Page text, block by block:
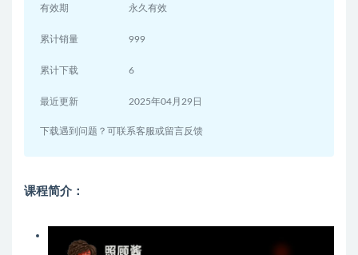
有效期 永久有效
累计销量 999
累计下载 6
最近更新 2025年04月29日
下载遇到问题？可联系客服或留言反馈
课程简介：